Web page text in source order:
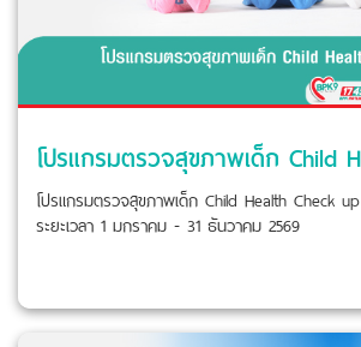
โปรแกรมตรวจสุขภาพเด็ก Child Health Check up
ระยะเวลา 1 มกราคม - 31 ธันวาคม 2569